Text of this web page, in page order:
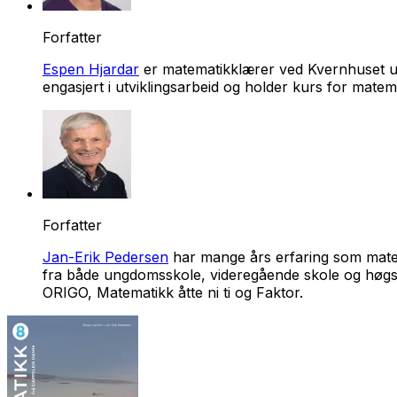
Forfatter
Espen Hjardar er matematikklærer ved Kvernhuset
engasjert i utviklingsarbeid og holder kurs for
Forfatter
Jan-Erik Pedersen har mange års erfaring som
fra både ungdomsskole, videregående skole og
ORIGO, Matematikk åtte ni ti og Faktor.